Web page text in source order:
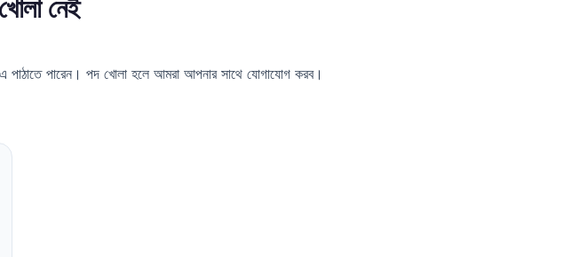
নেই
পাঠাতে পারেন। পদ খোলা হলে আমরা আপনার সাথে যোগাযোগ করব।